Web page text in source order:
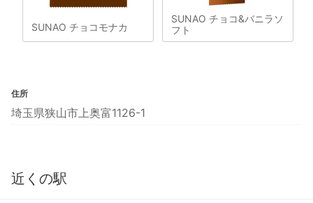
SUNAO チョコモナカ
SUNAO チョコ&バニラソ
フト
住所
埼玉県狭山市上奥富1126-1
近くの駅